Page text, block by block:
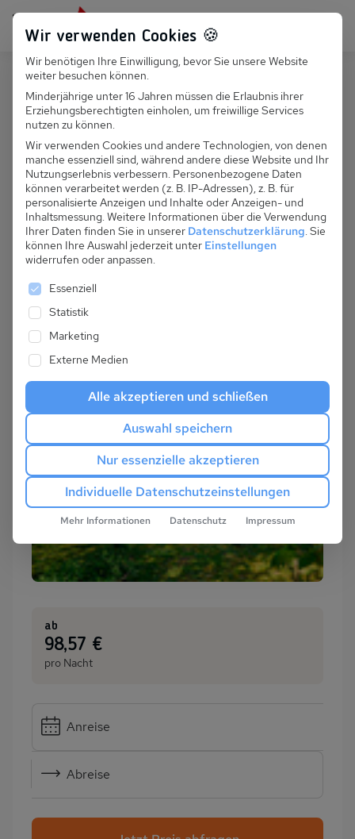
Persönlich für dich da: +49 251 899 050
Suchfeld
Suchen
F 017.016 S - Chalet Le Detour
ab
:98,57 €
pro Nacht
Anreise
Abreise
Wir verwenden Cookies 🍪
Wir benötigen Ihre Einwilligung, bevor Sie unsere Website
weiter besuchen können.
Minderjährige unter 16 Jahren müssen die Erlaubnis ihrer
Erziehungsberechtigten einholen, um freiwillige Services
nutzen zu können.
Wir verwenden Cookies und andere Technologien, von denen
manche essenziell sind, während andere diese Website und Ihr
Nutzungserlebnis verbessern. Personenbezogene Daten
können verarbeitet werden (z. B. IP-Adressen), z. B. für
personalisierte Anzeigen und Inhalte oder Anzeigen- und
Inhaltsmessung. Weitere Informationen über die Verwendung
Ihrer Daten finden Sie in unserer Datenschutzerklärung. Sie
können Ihre Auswahl jederzeit unter Einstellungen
widerrufen oder anpassen.
Es folgt eine Liste der Service-Gruppen, für die
Essenziell
Statistik
Marketing
Externe Medien
Alle akzeptieren und schließen
Auswahl speichern
Nur essenzielle akzeptieren
Individuelle Datenschutzeinstellungen
Mehr Informationen Datenschutz Impressum